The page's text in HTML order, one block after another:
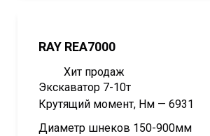
Хит продаж
RAY REA7000
Экскаватор 7-10т
Крутящий момент, Нм — 6931
Диаметр шнеков 150-900мм